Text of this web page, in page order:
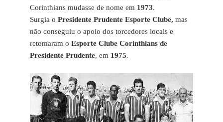
Corinthians mudasse de nome em 1973.
Surgia o Presidente Prudente Esporte Clube, mas
não conseguiu o apoio dos torcedores locais e
retomaram o Esporte Clube Corinthians de
Presidente Prudente, em 1975.